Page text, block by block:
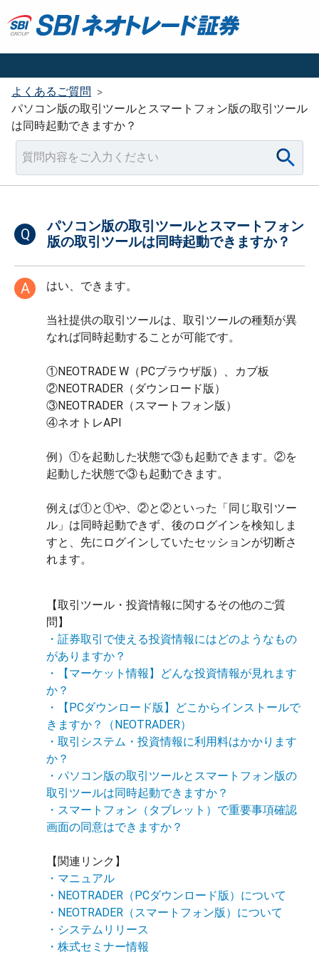
よくあるご質問 >
パソコン版の取引ツールとスマートフォン版の取引ツール
は同時起動できますか？
Q
パソコン版の取引ツールとスマートフォン
版の取引ツールは同時起動できますか？
A はい、できます。
当社提供の取引ツールは、取引ツールの種類が異
なれば同時起動することが可能です。
①NEOTRADE W（PCブラウザ版）、カブ板
②NEOTRADER（ダウンロード版）
③NEOTRADER（スマートフォン版）
④ネオトレAPI
例）①を起動した状態で③も起動できます。②を
起動した状態で③も起動できます。
例えば①と①や、②と②といった「同じ取引ツー
ル」は同時起動できず、後のログインを検知しま
すと、先にログインしていたセッションが切断さ
れます。
【取引ツール・投資情報に関するその他のご質
問】
・証券取引で使える投資情報にはどのようなもの
がありますか？
・【マーケット情報】どんな投資情報が見れます
か？
・【PCダウンロード版】どこからインストールで
きますか？（NEOTRADER）
・取引システム・投資情報に利用料はかかります
か？
・パソコン版の取引ツールとスマートフォン版の
取引ツールは同時起動できますか？
・スマートフォン（タブレット）で重要事項確認
画面の同意はできますか？
【関連リンク】
・マニュアル
・NEOTRADER（PCダウンロード版）について
・NEOTRADER（スマートフォン版）について
・システムリリース
・株式セミナー情報